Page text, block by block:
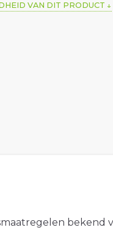
VAN DIT PRODUCT
bekend